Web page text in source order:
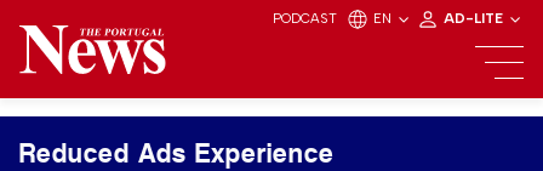
PODCAST EN AD-LITE
Reduced Ads Experience